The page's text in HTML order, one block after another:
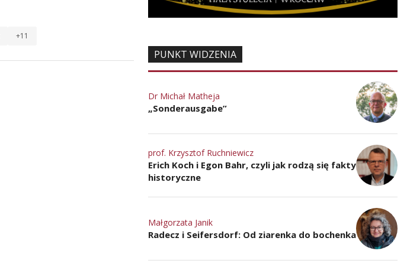
+11
PUNKT WIDZENIA
Dr Michał Matheja
„Sonderausgabe”
prof. Krzysztof Ruchniewicz
Erich Koch i Egon Bahr, czyli jak rodzą się fakty
historyczne
Małgorzata Janik
Radecz i Seifersdorf: Od ziarenka do bochenka